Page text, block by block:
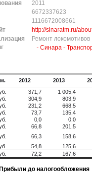
2011
6672337623
1116672008661
http://sinaratm.ru/
Ремонт локомотивов
- Синара -
2012 2013
371,7 1 005,4
304,9 803,9
231,2 668,5
73,7 135,4
0,0 0,0
66,8 201,5
66,3 158,6
54,8 125,6
72,2 167,6
до налогообложения